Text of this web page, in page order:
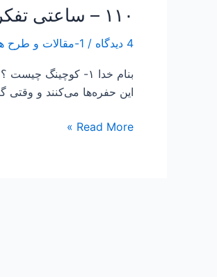
۱۱۰ – ساعتی تفکر ۱۸ ” کوچ و کوچینگ “
4 دیدگاه / 1-مقالات و طرح های شخصی Papers and Projects
بنام خدا ۱-
ﺍﯾﻦ ﺣﻔﺮﻩ‌ﻫﺎ ﻣﯽ‌ﮐﻨﻨﺪ ﻭ ﻭﻗﺘﯽ
۱۱۰
ساعتی
تفکر
۱۸
Read More »